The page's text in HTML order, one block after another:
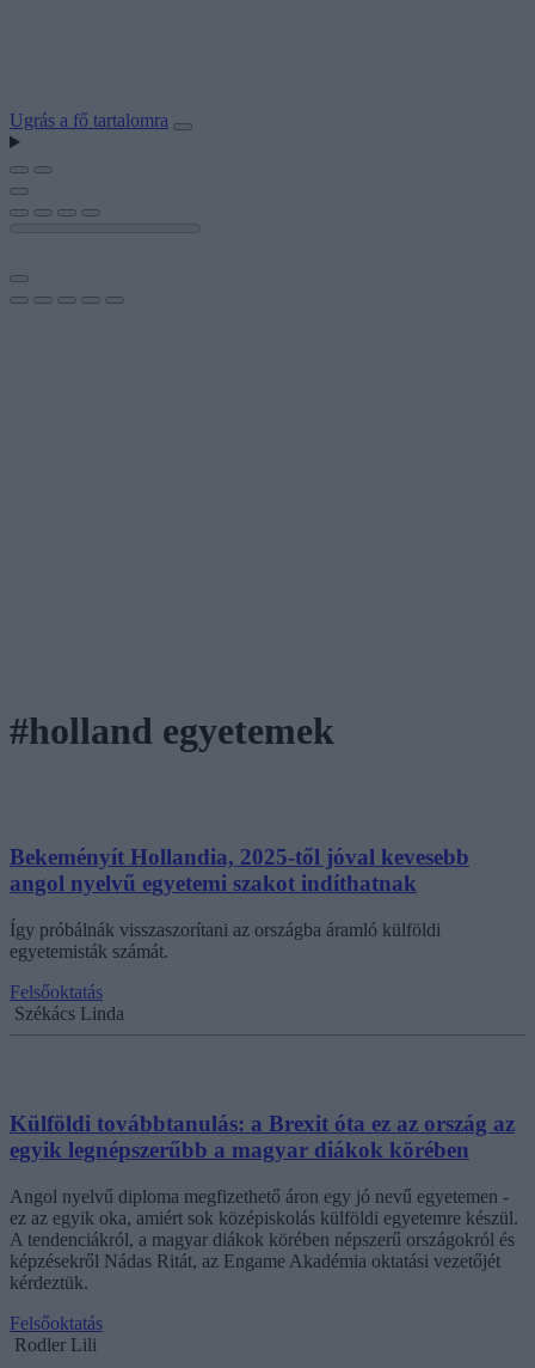
Ugrás a fő tartalomra
#holland egyetemek
Bekeményít Hollandia, 2025-től jóval kevesebb
angol nyelvű egyetemi szakot indíthatnak
Így próbálnák visszaszorítani az országba áramló külföldi
egyetemisták számát.
Felsőoktatás
Székács Linda
Külföldi továbbtanulás: a Brexit óta ez az ország az
egyik legnépszerűbb a magyar diákok körében
Angol nyelvű diploma megfizethető áron egy jó nevű egyetemen -
ez az egyik oka, amiért sok középiskolás külföldi egyetemre készül.
A tendenciákról, a magyar diákok körében népszerű országokról és
képzésekről Nádas Ritát, az Engame Akadémia oktatási vezetőjét
kérdeztük.
Felsőoktatás
Rodler Lili